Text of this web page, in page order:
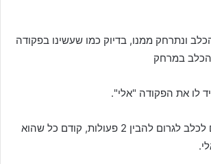
ונתרחק ממנו, בדיוק כמו שעשינו בפקודה
במרחק
כלומר, אנחנו צריכים לכלב לגרום להבין 2 פעולות, קודם כל שהוא